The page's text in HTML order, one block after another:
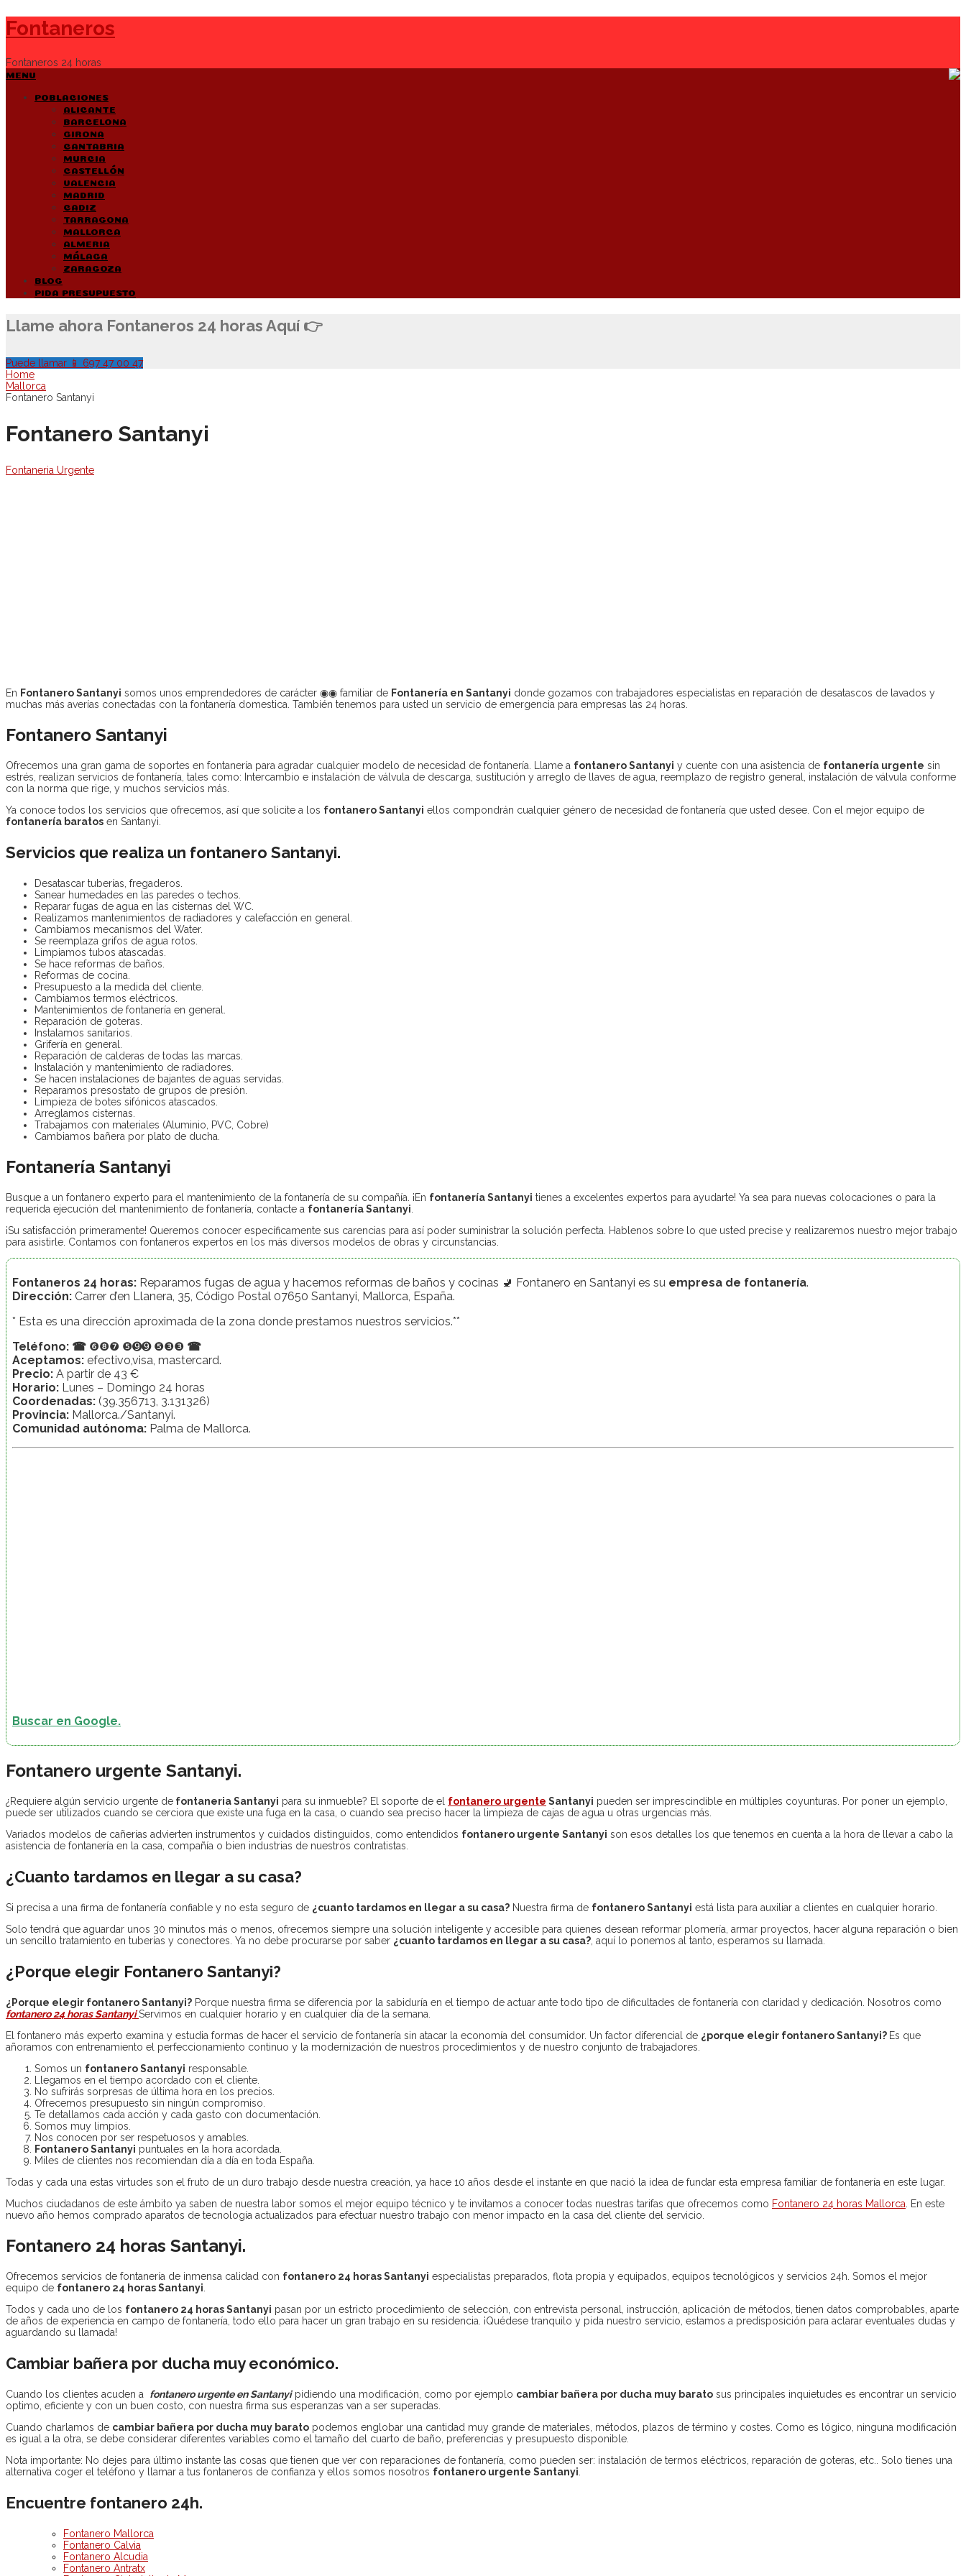
Fontaneros
Fontaneros 24 horas
MENU
POBLACIONES
ALICANTE
BARCELONA
GIRONA
CANTABRIA
MURCIA
CASTELLÓN
VALENCIA
MADRID
CADIZ
TARRAGONA
MALLORCA
ALMERIA
MÁLAGA
ZARAGOZA
BLOG
PIDA PRESUPUESTO
Llame ahora Fontaneros 24 horas Aquí 👉
Puede llamar 📱 697 47 00 47
Home
Mallorca
Fontanero Santanyi
Fontanero Santanyi
Fontaneria Urgente
En Fontanero Santanyi somos unos emprendedores de carácter ◉◉ familiar de Fontanería en Santanyi donde gozamos con trabajadores especialistas en reparación de desatascos de lavados y
muchas más averías conectadas con la fontanería domestica. También tenemos para usted un servicio de emergencia para empresas las 24 horas.
Fontanero Santanyi
Ofrecemos una gran gama de soportes en fontanería para agradar cualquier modelo de necesidad de fontanería. Llame a fontanero Santanyi y cuente con una asistencia de fontanería urgente sin
estrés, realizan servicios de fontanería, tales como: Intercambio e instalación de válvula de descarga, sustitución y arreglo de llaves de agua, reemplazo de registro general, instalación de válvula conforme
con la norma que rige, y muchos servicios más.
Ya conoce todos los servicios que ofrecemos, así que solicite a los fontanero Santanyi ellos compondrán cualquier género de necesidad de fontanería que usted desee. Con el mejor equipo de
fontanería baratos en Santanyi.
Servicios que realiza un fontanero Santanyi.
Desatascar tuberías, fregaderos.
Sanear humedades en las paredes o techos.
Reparar fugas de agua en las cisternas del WC.
Realizamos mantenimientos de radiadores y calefacción en general.
Cambiamos mecanismos del Water.
Se reemplaza grifos de agua rotos.
Limpiamos tubos atascadas.
Se hace reformas de baños.
Reformas de cocina.
Presupuesto a la medida del cliente.
Cambiamos termos eléctricos.
Mantenimientos de fontanería en general.
Reparación de goteras.
Instalamos sanitarios.
Grifería en general.
Reparación de calderas de todas las marcas.
Instalación y mantenimiento de radiadores.
Se hacen instalaciones de bajantes de aguas servidas.
Reparamos presostato de grupos de presión.
Limpieza de botes sifónicos atascados.
Arreglamos cisternas.
Trabajamos con materiales (Aluminio, PVC, Cobre)
Cambiamos bañera por plato de ducha.
Fontanería Santanyi
Busque a un fontanero experto para el mantenimiento de la fontanería de su compañía. ¡En fontanería Santanyi tienes a excelentes expertos para ayudarte! Ya sea para nuevas colocaciones o para la
requerida ejecución del mantenimiento de fontanería, contacte a fontanería Santanyi
¡Su satisfacción primeramente! Queremos conocer específicamente sus carencias para así poder suministrar la solución perfecta. Hablenos sobre lo que usted precise y realizaremos nuestro mejor trabajo
para asistirle. Contamos con fontaneros expertos en los más diversos modelos de obras y circunstancias.
Fontaneros 24 horas: Reparamos fugas de agua y hacemos reformas de baños y cocinas 🚽 Fontanero en Santanyi es su empresa de fontanería.
Dirección: Carrer d’en Llanera, 35, Código Postal 07650 Santanyi, Mallorca, España.
* Esta es una dirección aproximada de la zona donde prestamos nuestros servicios.**
Teléfono: ☎ ❻❽❼ ❺➒➒ ❺❸❸ ☎
Aceptamos: efectivo,visa, mastercard.
Precio: A partir de 43 €
Horario: Lunes – Domingo 24 horas
Coordenadas: (39.356713, 3.131326)
Provincia: Mallorca./Santanyi.
Comunidad autónoma: Palma de Mallorca.
Buscar en Google.
Fontanero urgente Santanyi.
¿Requiere algún servicio urgente de fontaneria Santanyi para su inmueble? El soporte de el fontanero urgente Santanyi pueden ser imprescindible en múltiples coyunturas. Por poner un ejemplo,
puede ser utilizados cuando se cerciora que existe una fuga en la casa, o cuando sea preciso hacer la limpieza de cajas de agua u otras urgencias más.
Variados modelos de cañerías advierten instrumentos y cuidados distinguidos, como entendidos fontanero urgente Santanyi son esos detalles los que tenemos en cuenta a la hora de llevar a cabo la
asistencia de fontanería en la casa, compañía o bien industrias de nuestros contratistas.
¿Cuanto tardamos en llegar a su casa?
Si precisa a una firma de fontanería confiable y no esta seguro de ¿cuanto tardamos en llegar a su casa? Nuestra firma de fontanero Santanyi está lista para auxiliar a clientes en cualquier horario.
Solo tendrá que aguardar unos 30 minutos más o menos, ofrecemos siempre una solución inteligente y accesible para quienes desean reformar plomería, armar proyectos, hacer alguna reparación o bien
un sencillo tratamiento en tuberías y conectores. Ya no debe procurarse por saber ¿cuanto tardamos en llegar a su casa? , aquí lo ponemos al tanto, esperamos su llamada.
¿Porque elegir Fontanero Santanyi?
¿Porque elegir fontanero Santanyi? Porque nuestra firma se diferencia por la sabiduría en el tiempo de actuar ante todo tipo de dificultades de fontanería con claridad y dedicación. Nosotros como
fontanero 24 horas SantanyiServimos en cualquier horario y en cualquier día de la semana.
El fontanero más experto examina y estudia formas de hacer el servicio de fontanería sin atacar la economía del consumidor. Un factor diferencial de ¿porque elegir fontanero Santanyi? Es que
añoramos con entrenamiento el perfeccionamiento continuo y la modernización de nuestros procedimientos y de nuestro conjunto de trabajadores.
Somos un fontanero Santanyi responsable.
Llegamos en el tiempo acordado con el cliente.
No sufrirás sorpresas de última hora en los precios.
Ofrecemos presupuesto sin ningún compromiso.
Te detallamos cada acción y cada gasto con documentación.
Somos muy limpios.
Nos conocen por ser respetuosos y amables.
Fontanero Santanyi puntuales en la hora acordada.
Miles de clientes nos recomiendan día a día en toda España.
Todas y cada una estas virtudes son el fruto de un duro trabajo desde nuestra creación, ya hace 10 años desde el instante en que nació la idea de fundar esta empresa familiar de fontanería en este lugar.
Muchos ciudadanos de este ámbito ya saben de nuestra labor somos el mejor equipo técnico y te invitamos a conocer todas nuestras tarifas que ofrecemos como Fontanero 24 horas Mallorca . En este
nuevo año hemos comprado aparatos de tecnología actualizados para efectuar nuestro trabajo con menor impacto en la casa del cliente del servicio.
Fontanero 24 horas Santanyi.
Ofrecemos servicios de fontanería de inmensa calidad con fontanero 24 horas Santanyi especialistas preparados, flota propia y equipados, equipos tecnológicos y servicios 24h. Somos el mejor
equipo de fontanero 24 horas Santanyi
Todos y cada uno de los fontanero 24 horas Santanyi pasan por un estricto procedimiento de selección, con entrevista personal, instrucción, aplicación de métodos, tienen datos comprobables, aparte
de años de experiencia en campo de fontanería, todo ello para hacer un gran trabajo en su residencia. ¡Quédese tranquilo y pida nuestro servicio, estamos a predisposición para aclarar eventuales dudas y
aguardando su llamada!
Cambiar bañera por ducha muy económico.
Cuando los clientes acuden a fontanero urgente en Santanyipidiendo una modificación, como por ejemplo cambiar bañera por ducha muy barato sus principales inquietudes es encontrar un servicio
optimo, eficiente y con un buen costo, con nuestra firma sus esperanzas van a ser superadas.
Cuando charlamos de cambiar bañera por ducha muy barato podemos englobar una cantidad muy grande de materiales, métodos, plazos de término y costes. Como es lógico, ninguna modificación
es igual a la otra, se debe considerar diferentes variables como el tamaño del cuarto de baño, preferencias y presupuesto disponible.
Nota importante: No dejes para último instante las cosas que tienen que ver con reparaciones de fontanería, como pueden ser: instalación de termos eléctricos, reparación de goteras, etc.. Solo tienes una
alternativa coger el teléfono y llamar a tus fontaneros de confianza y ellos somos nosotros fontanero urgente Santanyi
Encuentre fontanero 24h.
Fontanero Mallorca
Fontanero Calvia
Fontanero Alcudia
Fontanero Antratx